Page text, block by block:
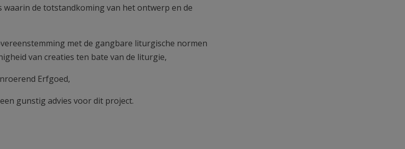
de totstandkoming van het ontwerp en de
met de gangbare liturgische normen
van creaties ten bate van de liturgie,
Erfgoed,
gunstig advies voor dit project.